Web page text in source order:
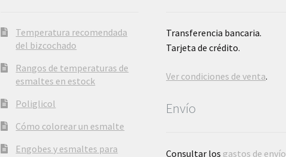
Temperatura recomendada
del bizcochado
Rangos de temperaturas de
esmaltes en estock
Poliglicol
Cómo colorear un esmalte
Engobes y esmaltes para
Transferencia bancaria.
Tarjeta de crédito.
Ver condiciones de venta.
Envío
Consultar los gastos de envío